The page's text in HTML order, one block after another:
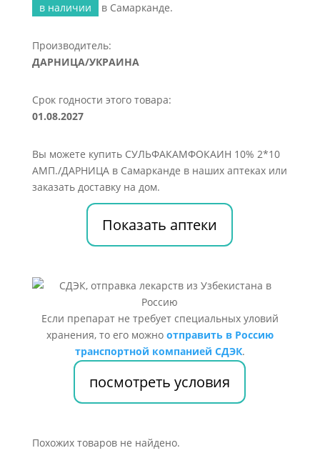
в наличии
в Самарканде.
Производитель:
ДАРНИЦА/УКРАИНА
Срок годности этого товара:
01.08.2027
Вы можете купить СУЛЬФАКАМФОКАИН 10% 2*10
АМП./ДАРНИЦА в Самарканде в наших аптеках или
заказать доставку на дом.
Показать аптеки
Если препарат не требует специальных уловий
хранения, то его можно отправить в Россию
транспортной компанией СДЭК.
посмотреть условия
Похожих товаров не найдено.